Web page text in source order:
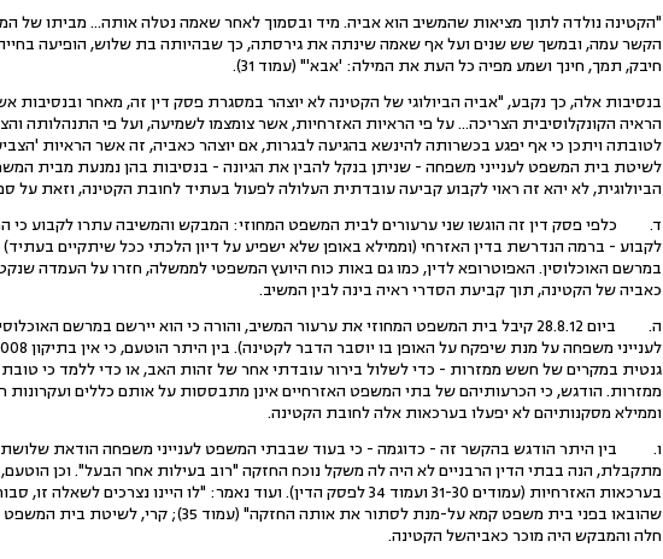
"הקטינה נולדה לתוך מציאות שהמשיב הוא אביה. מיד ובסמוך לאחר שאמה נטלה אותה... מביתו של
הקשר עמה, ובמשך שש שנים ועל אף שאמה שינתה את גירסתה, כך שבהיותה בת שלוש, הופיעה
חיבק, תמך, חינך ושמע מפיה כל העת את המילה: 'אבא'" (עמוד 31).
בנסיבות אלה, כך נקבע, "אביה הביולוגי של הקטינה לא יוצהר במסגרת פסק דין זה, מאחר ובנסיבות
הראיה הקונקלוסיבית הצריכה... על פי הראיות האזרחיות, אשר צומצמו לשמיעה, ועל פי התנהלותה
לשיטת בית המשפט לענייני משפחה - שניתן בנקל להבין את הגיונה - בנסיבות בהן נמנעת מבית
הביולוגית, לא יהא זה ראוי לקבוע קביעה עובדתית העלולה לפעול בעתיד לחובת הקטינה, וזאת
ד. כלפי פסק דין זה הוגשו שני ערעורים לבית המשפט המחוזי: המבקש והמשיבה עתרו לקבוע כי
לקבוע - ברמה הנדרשת בדין האזרחי (וממילא באופן שלא ישפיע על דיון הלכתי ככל שיתקיים בעתיד)
במרשם האוכלוסין. האפוטרופא לדין, כמו גם באות כוח היועץ המשפטי לממשלה, חזרו על העמדה
כאביה של הקטינה, תוך קביעת הסדרי ראיה בינה לבין המשיב.
ה. ביום 28.8.12 קיבל בית המשפט המחוזי את ערעור המשיב, והורה כי הוא יירשם במרשם
גנטית במקרים של חשש ממזרות - כדי לשלול בירור עובדתי אחר של זהות האב, או כדי ללמד כי
ממזרות. הודגש, כי הכרעותיהם של בתי המשפט האזרחיים אינן מתבססות על אותם כללים ועקרונות
וממילא מסקנותיהם לא יפעלו בערכאות אלה לחובת הקטינה.
ו. בין היתר הודגש בהקשר זה - כדוגמה - כי בעוד שבבתי המשפט לענייני משפחה הודאת שלושת
מתקבלת, הנה בבתי הדין הרבניים לא היה לה משקל נוכח החזקה "רוב בעילות אחר הבעל". וכן
בערכאות האזרחיות (עמודים 31-30 ועמוד 34 לפסק הדין). ועוד נאמר: "לו היינו
שהובאו בפני בית משפט קמא על-מנת לסתור את
חלה והמבקש היה מוכר כאביהשל הקטינה.